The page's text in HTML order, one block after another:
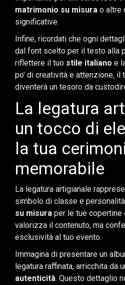
matrimonio su misura o altre
significative.
Infine, ricordati che ogni
dal font scelto per il testo alla
riflettere il tuo stile italiano e
po’ di creatività e attenzione, il
diventerà un tesoro da
La legatura
un tocco di
la tua
memorabile
La legatura artigianale
simbolo di classe e
su misura per le tue copertine
valorizza il contenuto, ma
esclusività al tuo evento.
Immagina di presentare un
legatura raffinata, arricchita da
autenticità. Questo dettaglio